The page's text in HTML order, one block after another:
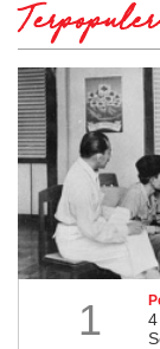
Terpopuler
1